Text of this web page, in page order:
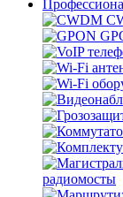
радиомосты